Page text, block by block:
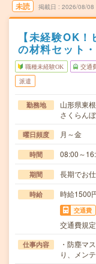
未読 掲載日 2026/08/08
【未経験OK
の材料セット
職種未経験OK 交通
派遣
勤務地
山形県東
さくらん
曜日頻度 月～金
時間 08:00～
期間 長期でお
時給 時給1500
交通費
交通費規
仕事内容
・防塵マ
り、メン